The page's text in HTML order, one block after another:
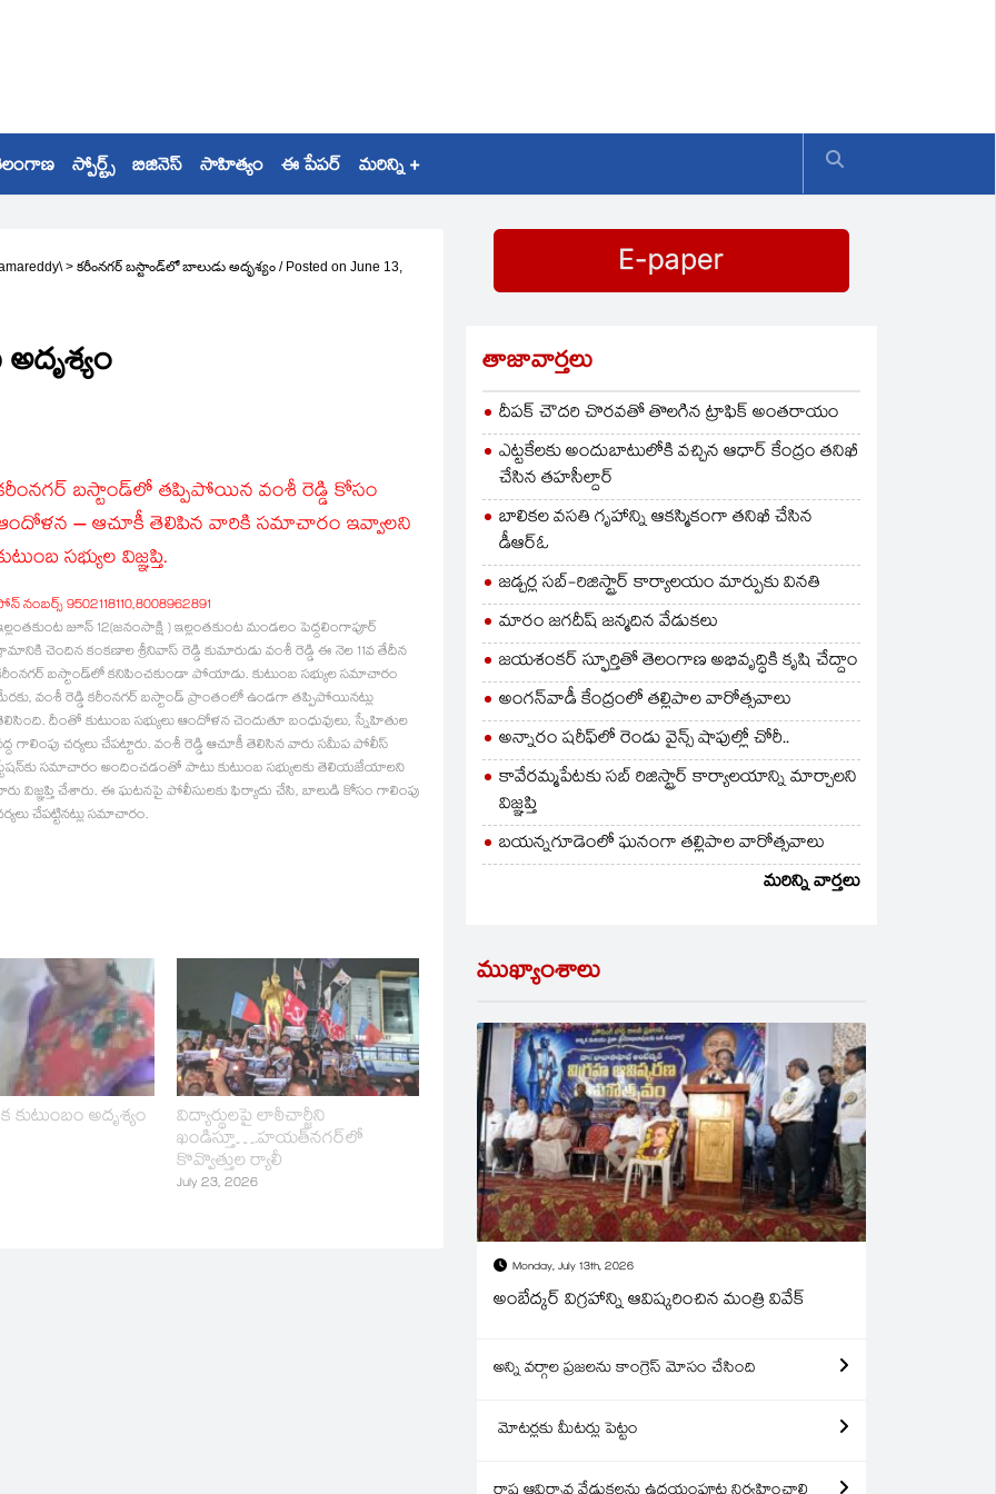
స్పోర్ట్స్ బిజినెస్ సాహిత్యం ఈ పేపర్ మరిన్ని +
> కరీంనగర్ బస్టాండ్‌లో బాలుడు అదృశ్యం / Posted on June 13,
బస్టాండ్‌లో తప్పిపోయిన వంశీ రెడ్డి కోసం
– ఆచూకీ తెలిపిన వారికి సమాచారం ఇవ్వాలని
సభ్యుల విజ్ఞప్తి.
నంబర్స్ 9502118110,8008962891
జూన్ 12(జనంసాక్షి )ఇల్లంతకుంట మండలం పెద్దలింగాపూర్
చెందిన కంకణాల శ్రీనివాస్ రెడ్డి కుమారుడు వంశీ రెడ్డి ఈ నెల 11వ తేదీన
బస్టాండ్‌లో కనిపించకుండా పోయాడు. కుటుంబ సభ్యుల సమాచారం
వంశీ రెడ్డి కరీంనగర్ బస్టాండ్ ప్రాంతంలో ఉండగా తప్పిపోయినట్లు
దీంతో కుటుంబ సభ్యులు ఆందోళన చెందుతూ బంధువులు, స్నేహితుల
గాలింపు చర్యలు చేపట్టారు. వంశీ రెడ్డి ఆచూకీ తెలిసిన వారు సమీప పోలీస్
సమాచారం అందించడంతో పాటు కుటుంబ సభ్యులకు తెలియజేయాలని
విజ్ఞప్తి చేశారు. ఈ ఘటనపై పోలీసులకు ఫిర్యాదు చేసి, బాలుడి కోసం గాలింపు
చేపట్టినట్లు సమాచారం.
అదృశ్యం విద్యార్థులపై లాఠీచార్జీని
ఖండిస్తూ….హయత్‌నగర్‌లో
కొవ్వొత్తుల ర్యాలీ
July 23, 2026
తాజావార్తలు
దీపక్ చౌదరి చొరవతో తొలగిన ట్రాఫిక్‌ అంతరాయం
ఎట్టకేలకు అందుబాటులోకి వచ్చిన ఆధార్ కేంద్రం తనిఖీ
చేసిన తహసీల్దార్
బాలికల వసతి గృహాన్ని ఆకస్మికంగా తనిఖీ చేసిన
డీఆర్ఓ
జడ్చర్ల సబ్-రిజిస్ట్రార్ కార్యాలయం మార్పుకు వినతి
మారం జగదీష్ జన్మదిన వేడుకలు
జయశంకర్ స్ఫూర్తితో తెలంగాణ అభివృద్ధికి కృషి చేద్దాం
అంగన్‌వాడీ కేంద్రంలో తల్లిపాల వారోత్సవాలు
అన్నారం షరీఫ్‌లో రెండు వైన్స్ షాపుల్లో చోరీ..
కావేరమ్మపేటకు సబ్ రిజిస్ట్రార్ కార్యాలయాన్ని మార్చాలని
విజ్ఞప్తి
బయన్నగూడెంలో ఘనంగా తల్లిపాల వారోత్సవాలు
మరిన్ని వార్తలు
ముఖ్యాంశాలు
Monday, July 13th, 2026
అంబేద్కర్ విగ్రహాన్ని ఆవిష్కరించిన మంత్రి వివేక్
అన్ని వర్గాల ప్రజలను కాంగ్రెస్ మోసం చేసింది
మోటర్లకు మీటర్లు పెట్టం